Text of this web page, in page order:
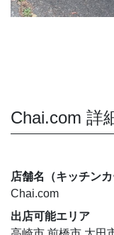
Chai.com 詳
店舗名（キッチンカ
Chai.com
出店可能エリア